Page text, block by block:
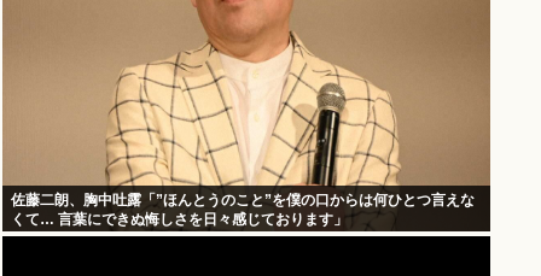
佐藤二朗、胸中吐露「”ほんとうのこと”を僕の口からは何ひとつ言えな
くて… 言葉にできぬ悔しさを日々感じております」